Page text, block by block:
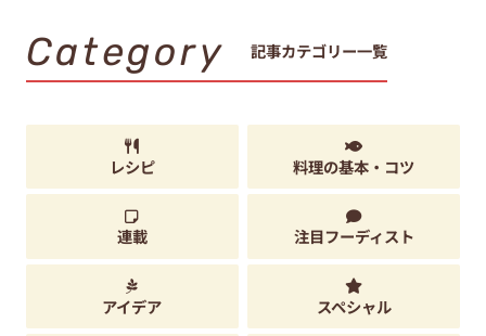
Category 記事カテゴリー一覧
レシピ 料理の基本・コツ
連載 注目フーディスト
アイデア スペシャル